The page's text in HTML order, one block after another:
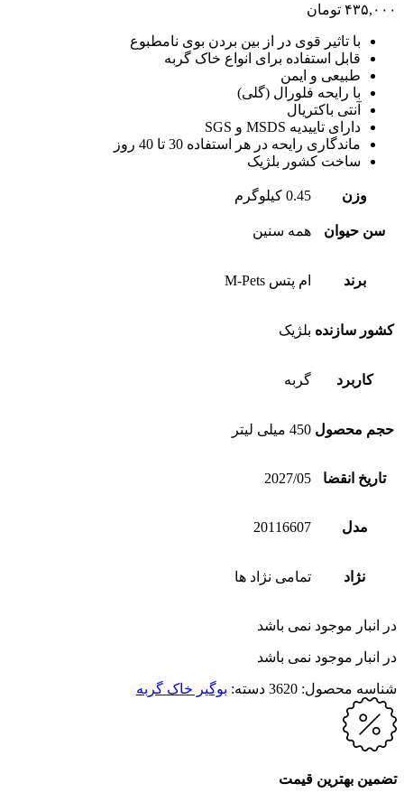
۴۳۵,۰۰۰ تومان
با تاثیر قوی در از بین بردن بوی نامطبوع
قابل استفاده برای انواع خاک گربه
طبیعی و ایمن
با رایحه فلورال (گلی)
آنتی باکتریال
دارای تاییدیه MSDS و SGS
ماندگاری رایحه در هر استفاده 30 تا 40 روز
ساخت کشور بلژیک
وزن 0.45 کیلوگرم
سن حیوان همه سنین
برند ام پتس M-Pets
کشور سازنده بلژیک
کاربرد گربه
حجم محصول 450 میلی لیتر
تاریخ انقضا 2027/05
مدل 20116607
نژاد تمامی نژاد ها
در انبار موجود نمی باشد
در انبار موجود نمی باشد
شناسه محصول: 3620 دسته: بوگیر خاک گربه
تضمین بهترین قیمت